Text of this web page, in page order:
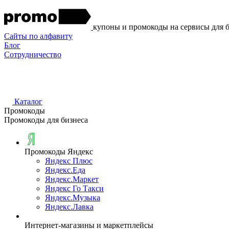
купоны и промокоды на сервисы для
Сайты по алфавиту
Блог
Сотрудничество
Каталог
Промокоды
Промокоды для бизнеса
Промокоды Яндекс
Яндекс Плюс
Яндекс.Еда
Яндекс.Маркет
Яндекс Го Такси
Яндекс.Музыка
Яндекс.Лавка
Интернет-магазины и маркетплейсы